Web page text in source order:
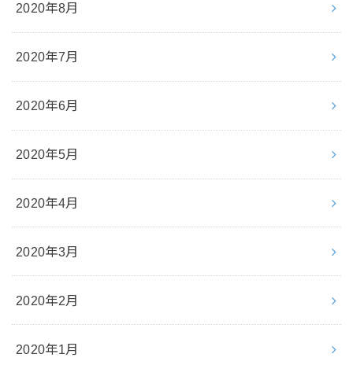
2020年8月
2020年7月
2020年6月
2020年5月
2020年4月
2020年3月
2020年2月
2020年1月